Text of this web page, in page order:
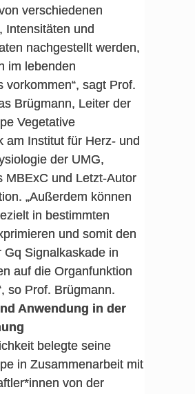
verschiedenen
Intensitäten und
nachgestellt werden,
im lebenden
vorkommen“, sagt Prof.
Brügmann, Leiter der
Vegetative
am Institut für Herz- und
der UMG,
MBExC und Letzt-Autor
„Außerdem können
in bestimmten
und somit den
Gq Signalkaskade in
auf die Organfunktion
so Prof. Brügmann.
Anwendung in der
belegte seine
in Zusammenarbeit mit
von der